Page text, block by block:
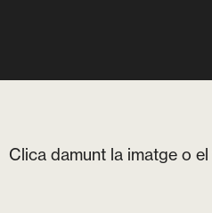
Clica damunt la imatge o